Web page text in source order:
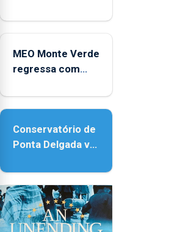
no Coliseu
MEO Monte Verde
regressa com
acessibilidade
Conservatório de
Ponta Delgada vai
instrumentos